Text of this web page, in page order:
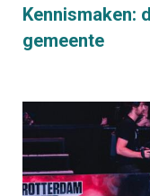
Kennismaken:
gemeente